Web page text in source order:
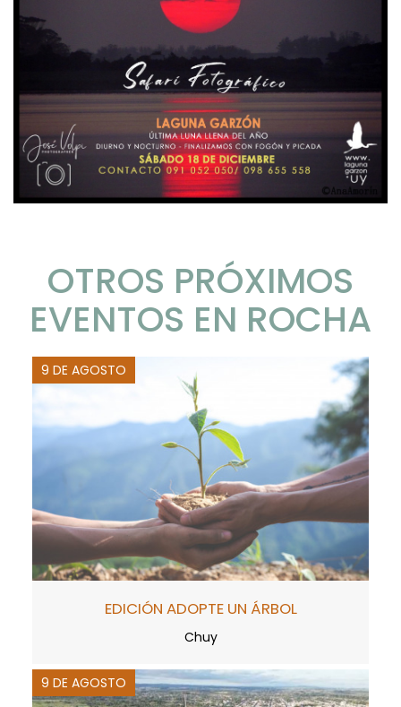
OTROS PRÓXIMOS
EVENTOS EN ROCHA
9 DE AGOSTO
EDICIÓN ADOPTE UN ÁRBOL
Chuy
9 DE AGOSTO